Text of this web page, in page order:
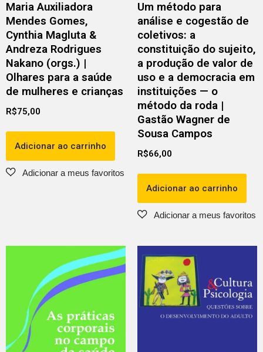
Maria Auxiliadora
Mendes Gomes,
Cynthia Magluta &
Andreza Rodrigues
Nakano (orgs.) |
Olhares para a saúde
de mulheres e crianças
R$75,00
Adicionar ao carrinho
Um método para
análise e cogestão de
coletivos: a
constituição do sujeito,
a produção de valor de
uso e a democracia em
instituições — o
método da roda |
Gastão Wagner de
Sousa Campos
R$66,00
Adicionar ao carrinho